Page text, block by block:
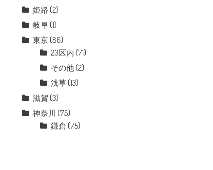
姫路 (2)
岐阜 (1)
東京 (86)
23区内 (71)
その他 (2)
浅草 (13)
滋賀 (3)
神奈川 (75)
鎌倉 (75)